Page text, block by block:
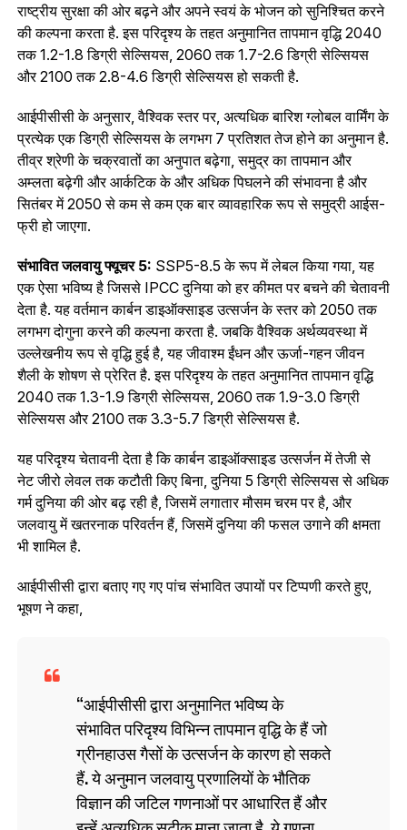
राष्ट्रीय सुरक्षा की ओर बढ़ने और अपने स्वयं के भोजन को सुनिश्चित करने
की कल्पना करता है. इस परिदृश्य के तहत अनुमानित तापमान वृद्धि 2040
तक 1.2-1.8 डिग्री सेल्सियस, 2060 तक 1.7-2.6 डिग्री सेल्सियस
और 2100 तक 2.8-4.6 डिग्री सेल्सियस हो सकती है.
आईपीसीसी के अनुसार, वैश्विक स्तर पर, अत्यधिक बारिश ग्लोबल वार्मिंग के
प्रत्येक एक डिग्री सेल्सियस के लगभग 7 प्रतिशत तेज होने का अनुमान है.
तीव्र श्रेणी के चक्रवातों का अनुपात बढ़ेगा, समुद्र का तापमान और
अम्लता बढ़ेगी और आर्कटिक के और अधिक पिघलने की संभावना है और
सितंबर में 2050 से कम से कम एक बार व्यावहारिक रूप से समुद्री आईस-
फ्री हो जाएगा.
संभावित जलवायु फ्यूचर 5: SSP5-8.5 के रूप में लेबल किया गया, यह
एक ऐसा भविष्य है जिससे IPCC दुनिया को हर कीमत पर बचने की चेतावनी
देता है. यह वर्तमान कार्बन डाइऑक्साइड उत्सर्जन के स्तर को 2050 तक
लगभग दोगुना करने की कल्पना करता है. जबकि वैश्विक अर्थव्यवस्था में
उल्लेखनीय रूप से वृद्धि हुई है, यह जीवाश्म ईंधन और ऊर्जा-गहन जीवन
शैली के शोषण से प्रेरित है. इस परिदृश्य के तहत अनुमानित तापमान वृद्धि
2040 तक 1.3-1.9 डिग्री सेल्सियस, 2060 तक 1.9-3.0 डिग्री
सेल्सियस और 2100 तक 3.3-5.7 डिग्री सेल्सियस है.
यह परिदृश्य चेतावनी देता है कि कार्बन डाइऑक्साइड उत्सर्जन में तेजी से
नेट जीरो लेवल तक कटौती किए बिना, दुनिया 5 डिग्री सेल्सियस से अधिक
गर्म दुनिया की ओर बढ़ रही है, जिसमें लगातार मौसम चरम पर है, और
जलवायु में खतरनाक परिवर्तन हैं, जिसमें दुनिया की फसल उगाने की क्षमता
भी शामिल है.
आईपीसीसी द्वारा बताए गए गए पांच संभावित उपायों पर टिप्पणी करते हुए,
भूषण ने कहा,
आईपीसीसी द्वारा अनुमानित भविष्य के
संभावित परिदृश्य विभिन्न तापमान वृद्धि के हैं जो
ग्रीनहाउस गैसों के उत्सर्जन के कारण हो सकते
हैं. ये अनुमान जलवायु प्रणालियों के भौतिक
विज्ञान की जटिल गणनाओं पर आधारित हैं और